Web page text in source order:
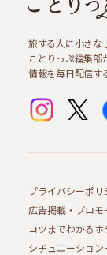
旅する人に小さな
ことりっぷ編集部
情報を毎日配信す
プライバシーポリ
広告掲載・プロモ
コツまでわかるホ
シチュエーション